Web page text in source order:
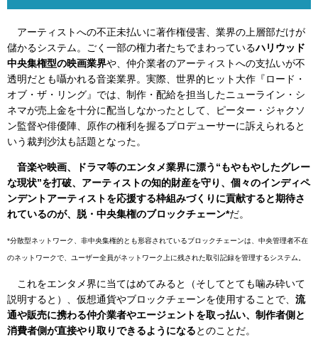
アーティストへの不正未払いに著作権侵害、業界の上層部だけが
儲かるシステム。ごく一部の権力者たちでまわっているハリウッド
中央集権型の映画業界や、仲介業者のアーティストへの支払いが不
透明だとも囁かれる音楽業界。実際、世界的ヒット大作『ロード・
オブ・ザ・リング』では、制作・配給を担当したニューライン・シ
ネマが売上金を十分に配当しなかったとして、ピーター・ジャクソ
ン監督や俳優陣、原作の権利を握るプロデューサーに訴えられると
いう裁判沙汰も話題となった。
音楽や映画、ドラマ等のエンタメ業界に漂う“もやもやしたグレー
な現状”を打破、アーティストの知的財産を守り、個々のインディペ
ンデントアーティストを応援する枠組みづくりに貢献すると期待さ
れているのが、脱・中央集権のブロックチェーン*だ。
*分散型ネットワーク、非中央集権的とも形容されているブロックチェーンは、中央管理者不在
のネットワークで、ユーザー全員がネットワーク上に残された取引記録を管理するシステム。
これをエンタメ界に当てはめてみると（そしてとても噛み砕いて
説明すると）、仮想通貨やブロックチェーンを使用することで、 流
通や販売に携わる仲介業者やエージェントを取っ払い、制作者側と
消費者側が直接やり取りできるようになるとのことだ。